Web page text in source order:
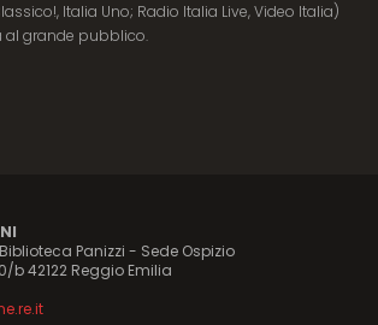
Italia Uno; Radio Italia Live, Video Italia)
al grande pubblico.
Panizzi - Sede Ospizio
b 42122 Reggio Emilia